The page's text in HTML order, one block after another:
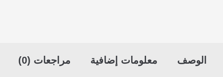
الوصف معلومات إضافية مراجعات (0)